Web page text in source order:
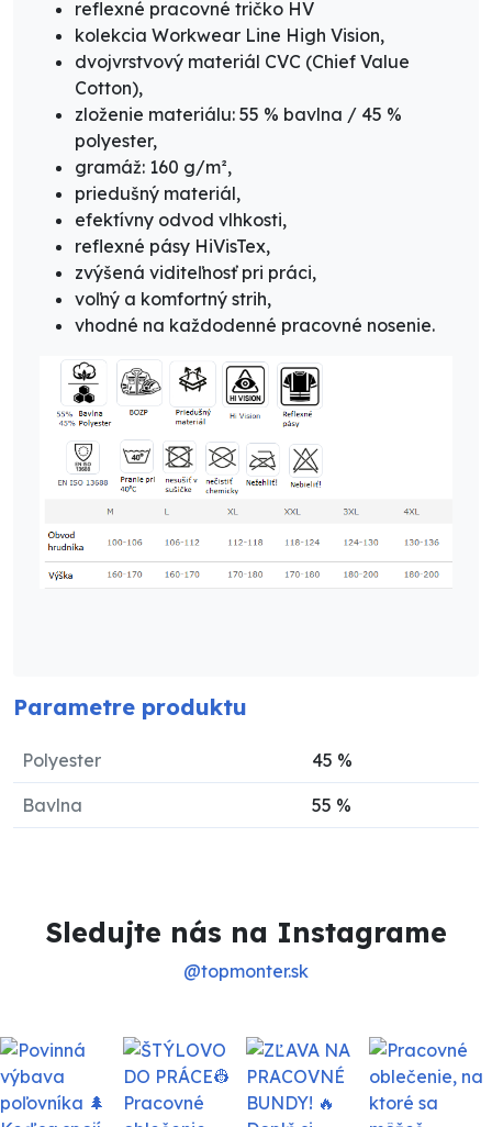
reflexné pracovné tričko HV
kolekcia Workwear Line High Vision,
dvojvrstvový materiál CVC (Chief Value
Cotton),
zloženie materiálu: 55 % bavlna / 45 %
polyester,
gramáž: 160 g/m²,
priedušný materiál,
efektívny odvod vlhkosti,
reflexné pásy HiVisTex,
zvýšená viditeľnosť pri práci,
voľný a komfortný strih,
vhodné na každodenné pracovné nosenie.
Parametre produktu
Polyester 45 %
Bavlna 55 %
Sledujte nás na Instagrame
@topmonter.sk